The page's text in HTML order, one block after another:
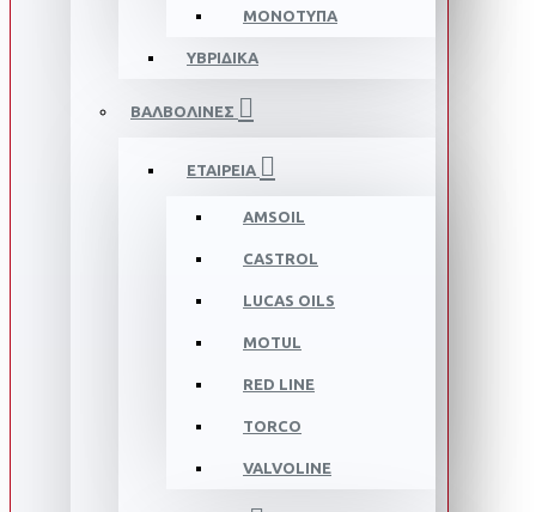
ΜΟΝΟΤΥΠΑ
ΥΒΡΙΔΙΚΑ
ΒΑΛΒΟΛΙΝΕΣ
ΕΤΑΙΡΕΙΑ
AMSOIL
CASTROL
LUCAS OILS
MOTUL
RED LINE
TORCO
VALVOLINE